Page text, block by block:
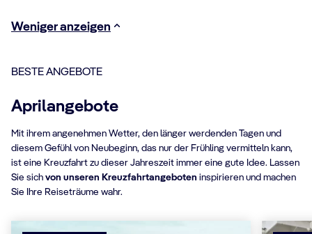
Weniger anzeigen
BESTE ANGEBOTE
Aprilangebote
Mit ihrem angenehmen Wetter, den länger werdenden Tagen und
diesem Gefühl von Neubeginn, das nur der Frühling vermitteln kann,
ist eine Kreuzfahrt zu dieser Jahreszeit immer eine gute Idee. Lassen
Sie sich von unseren Kreuzfahrtangeboten inspirieren und machen
Sie Ihre Reiseträume wahr.